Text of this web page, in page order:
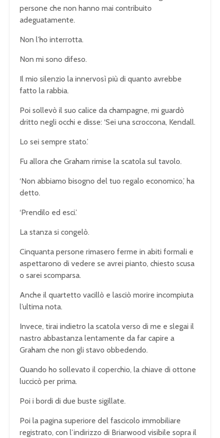
persone che non hanno mai contribuito
adeguatamente.
Non l’ho interrotta.
Non mi sono difeso.
Il mio silenzio la innervosì più di quanto avrebbe
fatto la rabbia.
Poi sollevò il suo calice da champagne, mi guardò
dritto negli occhi e disse: ‘Sei una scroccona, Kendall.
Lo sei sempre stato.’
Fu allora che Graham rimise la scatola sul tavolo.
‘Non abbiamo bisogno del tuo regalo economico,’ ha
detto.
‘Prendilo ed esci.’
La stanza si congelò.
Cinquanta persone rimasero ferme in abiti formali e
aspettarono di vedere se avrei pianto, chiesto scusa
o sarei scomparsa.
Anche il quartetto vacillò e lasciò morire incompiuta
l’ultima nota.
Invece, tirai indietro la scatola verso di me e slegai il
nastro abbastanza lentamente da far capire a
Graham che non gli stavo obbedendo.
Quando ho sollevato il coperchio, la chiave di ottone
luccicò per prima.
Poi i bordi di due buste sigillate.
Poi la pagina superiore del fascicolo immobiliare
registrato, con l’indirizzo di Briarwood visibile sopra il